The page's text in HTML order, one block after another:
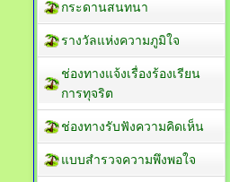
กระดานสนทนา
รางวัลแห่งความภูมิใจ
ช่องทางแจ้งเรื่องร้องเรียน
การทุจริต
ช่องทางรับฟังความคิดเห็น
แบบสำรวจความพึงพอใจ